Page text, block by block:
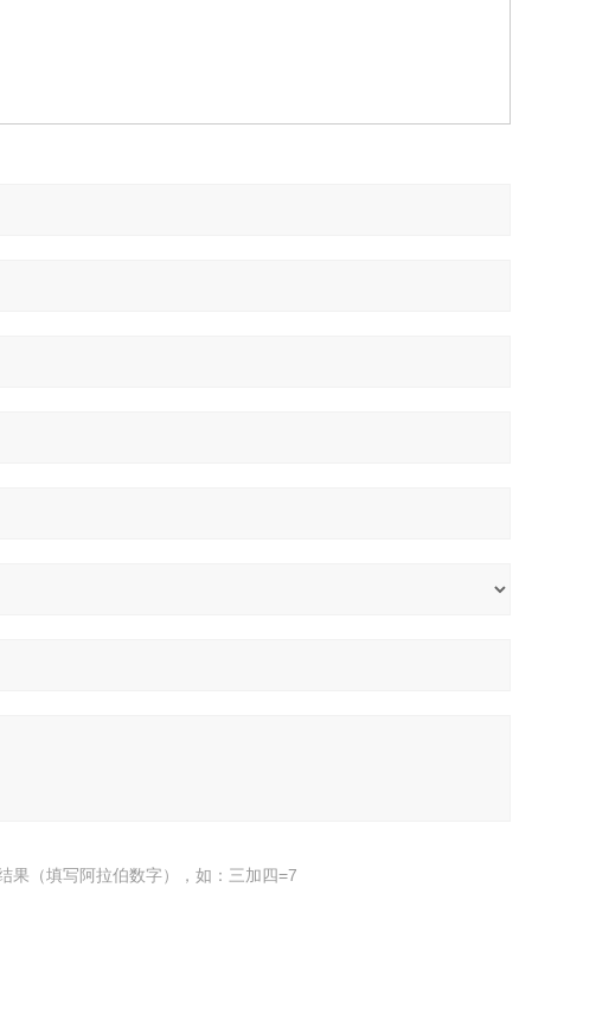
果（填写阿拉伯数字），如：三加四=7